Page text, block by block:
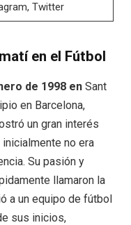
Twitter
en el Fútbol
de 1998 en Sant
en Barcelona,
un gran interés
no era
Su pasión y
llamaron la
a un equipo de fútbol
sus inicios,